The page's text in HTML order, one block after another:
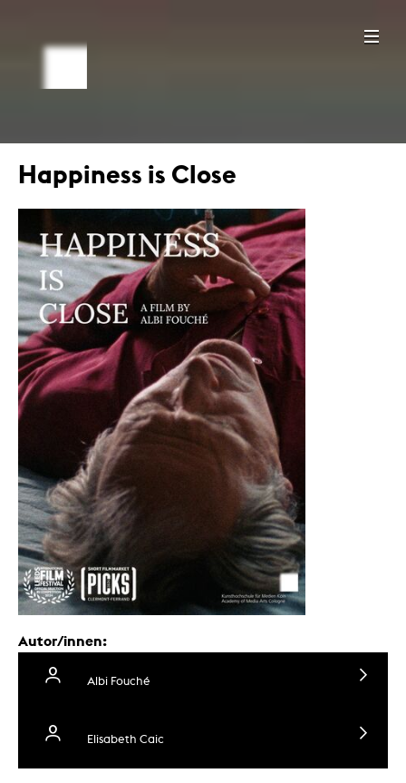
Happiness is Close
Autor/innen:
Albi Fouché
Elisabeth Caic